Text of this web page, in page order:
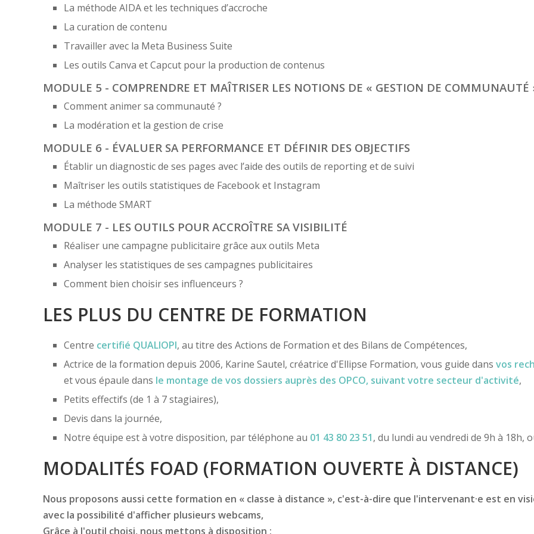
La méthode AIDA et les techniques d’accroche
La curation de contenu
Travailler avec la Meta Business Suite
Les outils Canva et Capcut pour la production de contenus
MODULE 5 - COMPRENDRE ET MAÎTRISER LES NOTIONS DE « GESTION DE COMMUNAUTÉ
Comment animer sa communauté ?
La modération et la gestion de crise
MODULE 6 - ÉVALUER SA PERFORMANCE ET DÉFINIR DES OBJECTIFS
Établir un diagnostic de ses pages avec l’aide des outils de reporting et de suivi
Maîtriser les outils statistiques de Facebook et Instagram
La méthode SMART
MODULE 7 - LES OUTILS POUR ACCROÎTRE SA VISIBILITÉ
Réaliser une campagne publicitaire grâce aux outils Meta
Analyser les statistiques de ses campagnes publicitaires
Comment bien choisir ses influenceurs ?
LES PLUS DU CENTRE DE FORMATION
Centre certifié QUALIOPI, au titre des Actions de Formation et des Bilans de Compétences,
Actrice de la formation depuis 2006, Karine Sautel, créatrice d'Ellipse Formation, vous guide dans vos
et vous épaule dans le montage de vos dossiers auprès des OPCO, suivant votre secteur d'activité,
Petits effectifs (de 1 à 7 stagiaires),
Devis dans la journée,
Notre équipe est à votre disposition, par téléphone au 01 43 80 23 51, du lundi au vendredi de 9h à 18h,
MODALITÉS FOAD (FORMATION OUVERTE À DISTANCE)
Nous proposons aussi cette formation en « classe à distance », c'est-à-dire que l'intervenant·e est en
avec la possibilité d'afficher plusieurs webcams,
Grâce à l'outil choisi, nous mettons à disposition :